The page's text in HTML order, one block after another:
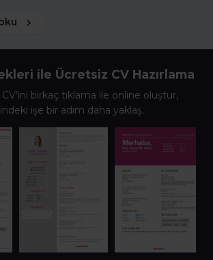
ile Ücretsiz CV Hazırlama
birkaç tıklama ile online oluştur,
işe bir adım daha yaklaş.